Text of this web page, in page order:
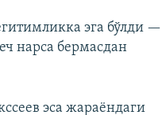
эга бўлди —
нарса бермасдан
эса жараёндаги